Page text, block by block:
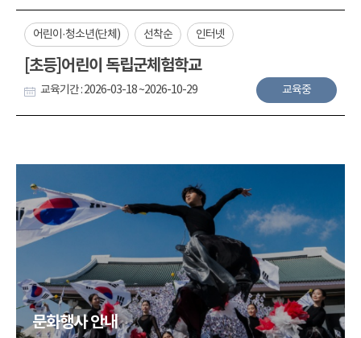
어린이·청소년(단체) 선착순 인터넷
[초등]어린이 독립군체험학교
교육기간 : 2026-03-18 ~2026-10-29 교육중
문화행사 안내